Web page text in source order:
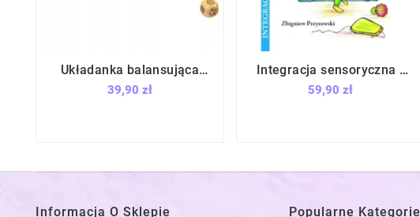
  
Układanka balansująca
żabka / Small Foot Design
39,90 zł
  
Integracja sensoryczna -
Teoria, diagnoza, terapia /
Empis
59,90 zł
Informacja O Sklepie Popularne Kategorie